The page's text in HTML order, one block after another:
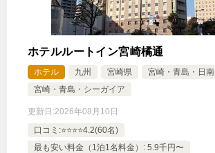
ホテルルートイン宮崎橘通
ホテル 九州 宮崎県
宮崎・青島・日南
宮崎・青島・シーガイア
更新日:2026年08月10日
口コミ:⭐️⭐️⭐️⭐️4.2(60名)
最も安い料金（1泊1名料金）: 5.9千円〜